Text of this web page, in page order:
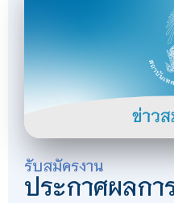
รับสมัครงาน
ประกาศผลกา